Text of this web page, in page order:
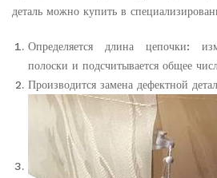
деталь можно купить в
Определяется длина цепочки:
полоски и подсчитывается общее
Производится замена дефектной